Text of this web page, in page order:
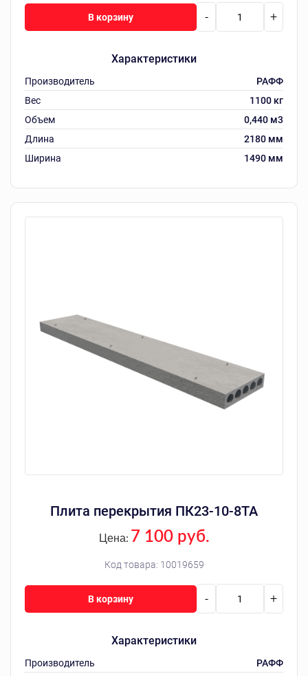
Характеристики
Производитель
РАФФ
Вес
1100 кг
Объем
0,440 м3
Длина
2180 мм
Ширина
1490 мм
- +
В корзину
Плита перекрытия ПК23-10-8ТА
Код товара: 10019659
Цена: 7 100 руб.
Характеристики
Производитель
РАФФ
- +
В корзину